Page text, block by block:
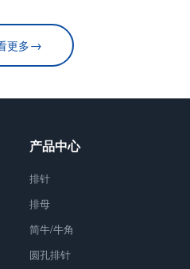
更多→
产品中心
排针
排母
简牛/牛角
圆孔排针